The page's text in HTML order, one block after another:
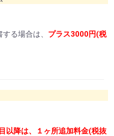
る場合は、 プラス3000円(税
以降は、１ヶ所追加料金(税抜